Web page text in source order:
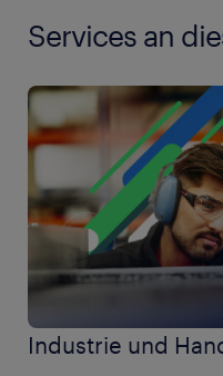
Services an
Industrie und